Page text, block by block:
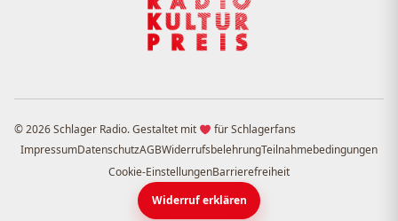
© 2026 Schlager Radio. Gestaltet mit
für Schlagerfans
ImpressumDatenschutzAGBWiderrufsbelehrungTeilnahmebedingungen
Cookie-EinstellungenBarrierefreiheit
Widerruf erklären